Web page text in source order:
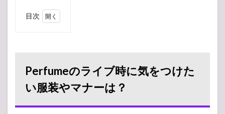
目次
つけたい
服装やマ
ナーは？
Perfume
Perfumeのライブ時に気をつけた
い服装やマナーは？